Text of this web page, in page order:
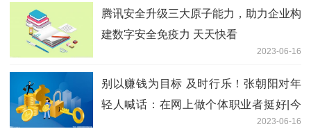
腾讯安全升级三大原子能力，助力企业构
建数字安全免疫力 天天快看
2023-06-16
别以赚钱为目标 及时行乐！张朝阳对年
轻人喊话：在网上做个体职业者挺好|今
2023-06-16